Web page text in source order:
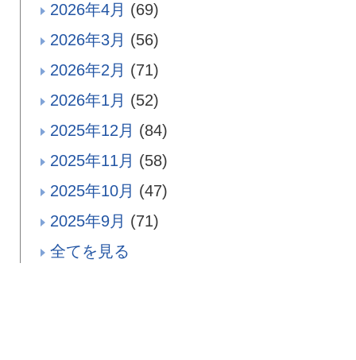
2026年4月 (69)
2026年3月 (56)
2026年2月 (71)
2026年1月 (52)
2025年12月 (84)
2025年11月 (58)
2025年10月 (47)
2025年9月 (71)
全てを見る